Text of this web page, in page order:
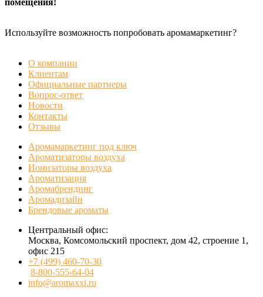
помещения!
Используйте возможность попробовать аромамаркетинг?
О компании
Клиентам
Официальные партнеры
Вопрос-ответ
Новости
Контакты
Отзывы
Аромамаркетинг под ключ
Ароматизаторы воздуха
Ионизаторы воздуха
Ароматизация
Аромабрендинг
Аромадизайн
Брендовые ароматы
Центральный офис:
Москва, Комсомольский проспект, дом 42, строение 1,
офис 215
+7 (499) 460-70-30
8-800-555-64-04
info@aromaxxi.ru